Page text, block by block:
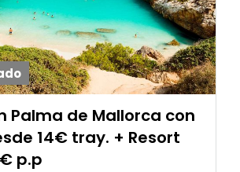
Palma de Mallorca con
14€ tray. + Resort
p.p